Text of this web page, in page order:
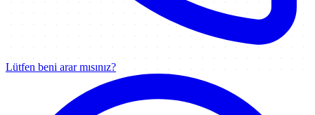
Lütfen beni arar mısınız?